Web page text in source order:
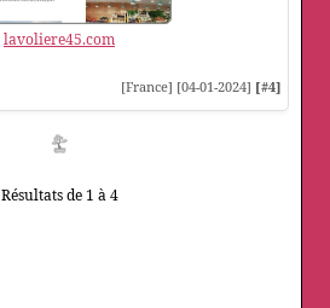
lavoliere45.com
[France] [04-01-2024] [#4]
Résultats de 1 à 4